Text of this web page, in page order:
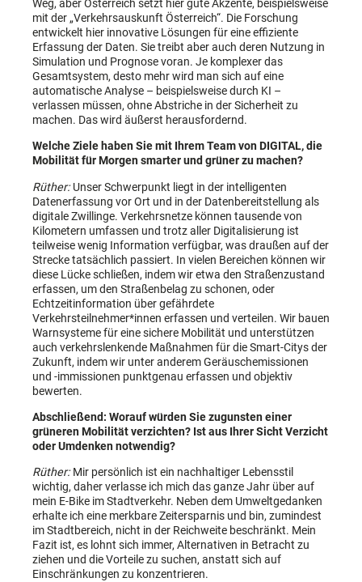
Weg, aber Österreich setzt hier gute Akzente, beispielsweise
mit der „Verkehrsauskunft Österreich“. Die Forschung
entwickelt hier innovative Lösungen für eine effiziente
Erfassung der Daten. Sie treibt aber auch deren Nutzung in
Simulation und Prognose voran. Je komplexer das
Gesamtsystem, desto mehr wird man sich auf eine
automatische Analyse – beispielsweise durch KI –
verlassen müssen, ohne Abstriche in der Sicherheit zu
machen. Das wird äußerst herausfordernd.
Welche Ziele haben Sie mit Ihrem Team von DIGITAL, die
Mobilität für Morgen smarter und grüner zu machen?
Rüther: Unser Schwerpunkt liegt in der intelligenten
Datenerfassung vor Ort und in der Datenbereitstellung als
digitale Zwillinge. Verkehrsnetze können tausende von
Kilometern umfassen und trotz aller Digitalisierung ist
teilweise wenig Information verfügbar, was draußen auf der
Strecke tatsächlich passiert. In vielen Bereichen können wir
diese Lücke schließen, indem wir etwa den Straßenzustand
erfassen, um den Straßenbelag zu schonen, oder
Echtzeitinformation über gefährdete
Verkehrsteilnehmer*innen erfassen und verteilen. Wir bauen
Warnsysteme für eine sichere Mobilität und unterstützen
auch verkehrslenkende Maßnahmen für die Smart-Citys der
Zukunft, indem wir unter anderem Geräuschemissionen
und -immissionen punktgenau erfassen und objektiv
bewerten.
Abschließend: Worauf würden Sie zugunsten einer
grüneren Mobilität verzichten? Ist aus Ihrer Sicht Verzicht
oder Umdenken notwendig?
Rüther: Mir persönlich ist ein nachhaltiger Lebensstil
wichtig, daher verlasse ich mich das ganze Jahr über auf
mein E-Bike im Stadtverkehr. Neben dem Umweltgedanken
erhalte ich eine merkbare Zeitersparnis und bin, zumindest
im Stadtbereich, nicht in der Reichweite beschränkt. Mein
Fazit ist, es lohnt sich immer, Alternativen in Betracht zu
ziehen und die Vorteile zu suchen, anstatt sich auf
Einschränkungen zu konzentrieren.